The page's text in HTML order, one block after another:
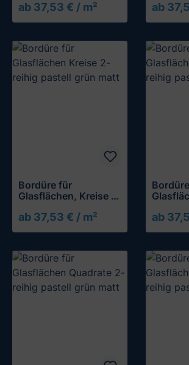
ab 37,53 € / m² ab
Bordüre für
Glasflächen, Kreise 2-
ab 37,53 € / m² ab